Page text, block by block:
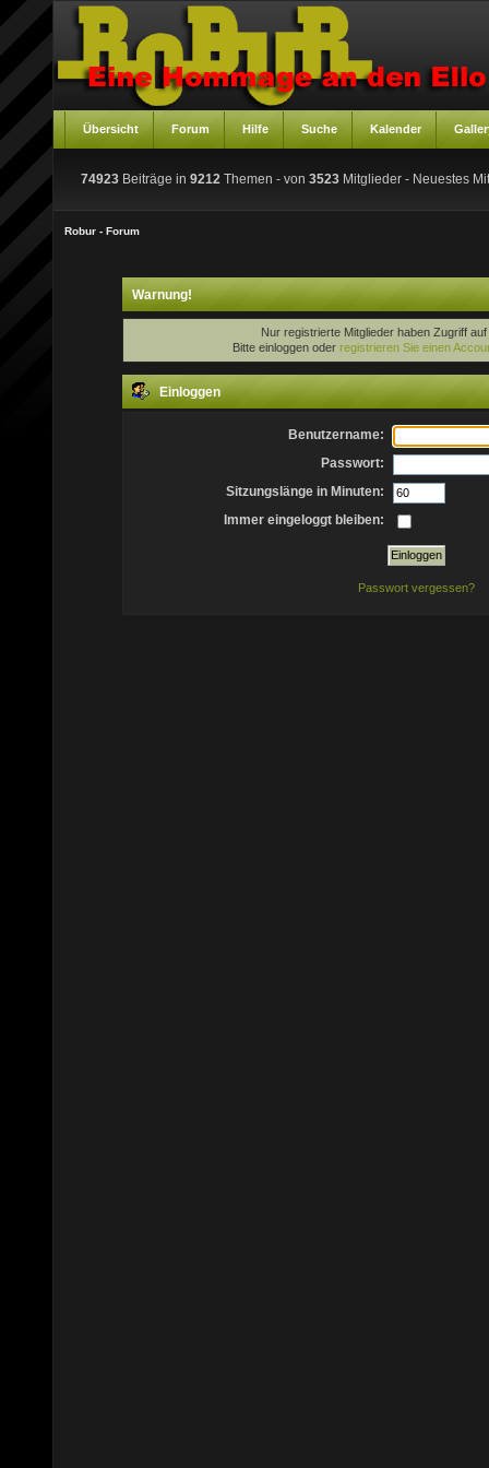
Übersicht Forum Hilfe Suche Kalender
74923 Beiträge in 9212 Themen - von 3523 Mitglieder - Neuestes
Robur - Forum
Warnung!
Nur registrierte Mitglieder haben Zugriff
Bitte einloggen oder registrieren Sie einen
Einloggen
Benutzername:
Passwort:
Sitzungslänge in Minuten:
Immer eingeloggt bleiben:
Passwort vergessen?